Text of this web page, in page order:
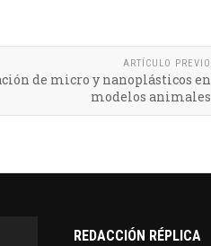
ARTÍCULO PREVIO
de micro y nanoplásticos en
modelos animales
REDACCIÓN RÉPLICA